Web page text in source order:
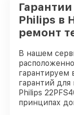
Philips в
ремонт
В нашем
гарантируем
гарантий для
Philips
принципах